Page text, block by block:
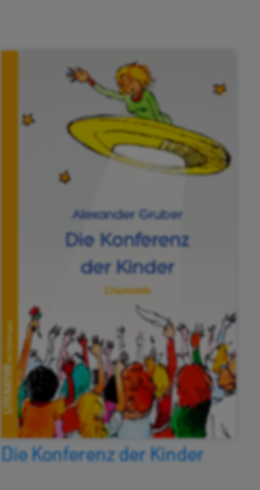
Die Konferenz der Kinder